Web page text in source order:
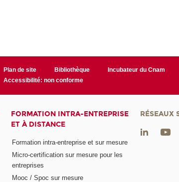
Plan de site Bibliothèque Incubateur du Cnam
Accessibilité: non conforme
FORMATION INTRA-ENTREPRISE
ET À DISTANCE
Formation intra-entreprise et sur mesure
Micro-certification sur mesure pour les
entreprises
Mooc / Spoc sur mesure
RÉSEAUX